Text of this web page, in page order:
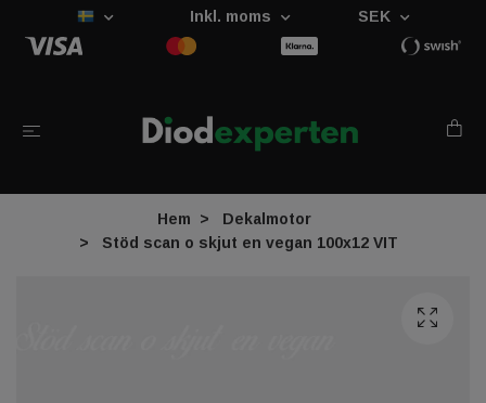
Inkl. moms SEK
Hem
Dekalmotor
Stöd scan o skjut en vegan 100x12 VIT